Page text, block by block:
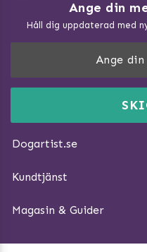
Ange din
Håll dig uppdaterad med
Dogartist.se
DogArtist.se drivs av:
E-post:info@dogartist.se
Kundtjänst
Ångra Köp
Magasin & Guider
Vad kan hundar äta?
Träna Nose Work hemma
Så gör du promenaden
Hundbäddar